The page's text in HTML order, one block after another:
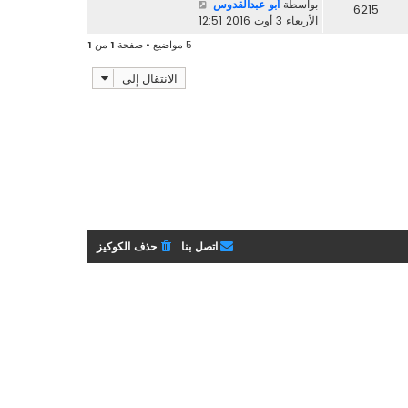
6215 بواسطة أبو عبدالقدوس
الأربعاء 3 أوت 2016 12:51
5 مواضيع • صفحة 1 من 1
الانتقال إلى
حذف الكوكيز اتصل بنا